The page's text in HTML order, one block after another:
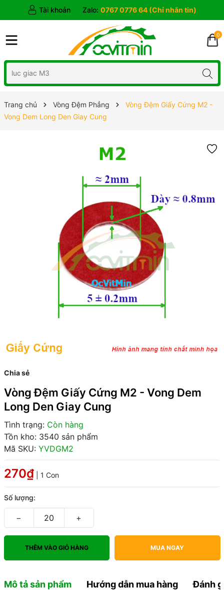
Tài khoản Zalo: 0767 0776 64 (Chỉ nhắn tin)
0
Trang chủ Vòng Đệm Phẳng
Vòng Đệm Giấy Cứng M2 -
Vong Dem Long Den Giay Cung
Chia sẻ
Vòng Đệm Giấy Cứng M2 - Vong Dem
Long Den Giay Cung
Tình trạng: Còn hàng
Tồn kho: 3540 sản phẩm
Mã SKU: YVDGM2
270₫ | 1 Con
Số lượng:
− +
THÊM VÀO GIỎ HÀNG MUA NGAY
Mô tả sản phẩm Hướng dẫn mua hàng Đánh